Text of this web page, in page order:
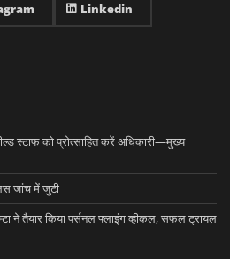
Linkedin
स्टाफ को प्रोत्साहित करें अधिकारी—मुख्य
जांच में जुटी
ने तैयार किया पर्सनल फ्लाइंग व्हीकल, सफल ट्रायल